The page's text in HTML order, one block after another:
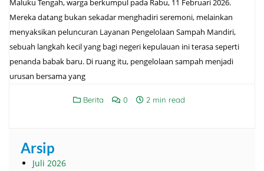
Maluku Tengah, warga berkumpul pada Rabu, 11 Februari 2026.
Mereka datang bukan sekadar menghadiri seremoni, melainkan
menyaksikan peluncuran Layanan Pengelolaan Sampah Mandiri,
sebuah langkah kecil yang bagi negeri kepulauan ini terasa seperti
penanda babak baru. Di ruang itu, pengelolaan sampah menjadi
urusan bersama yang
Berita 0 2 min read
Arsip
Juli 2026